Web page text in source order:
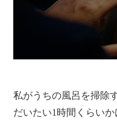
私がうちの風呂を掃除
だいたい1時間くらい